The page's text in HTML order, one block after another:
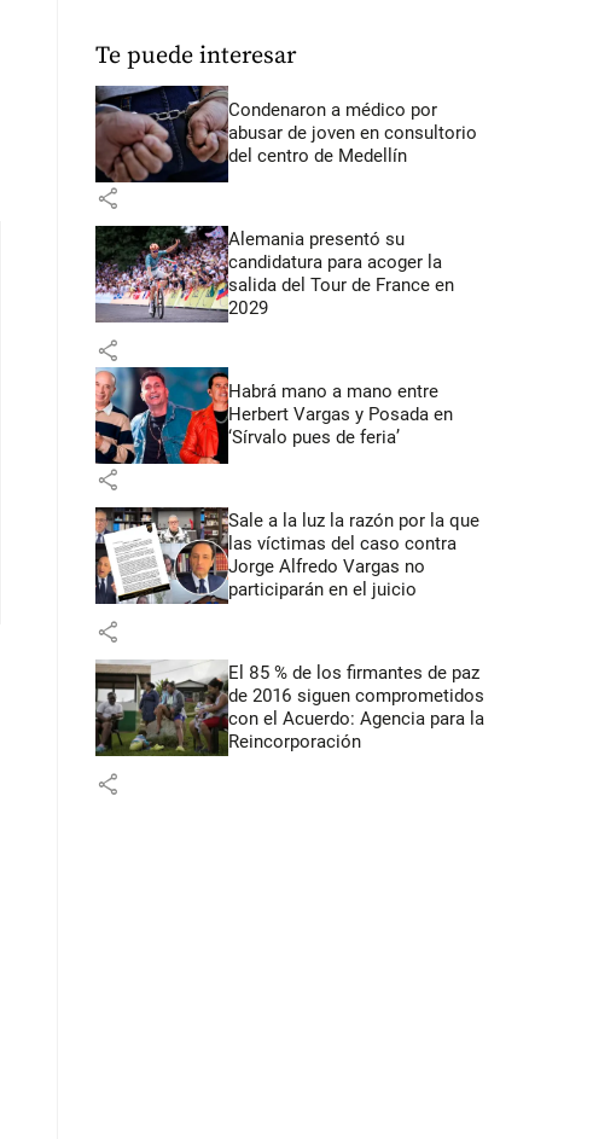
Te puede interesar
Condenaron a médico por
abusar de joven en consultorio
del centro de Medellín
share
Alemania presentó su
candidatura para acoger la
salida del Tour de France en
2029
share
Habrá mano a mano entre
Herbert Vargas y Posada en
‘Sírvalo pues de feria’
share
Sale a la luz la razón por la que
las víctimas del caso contra
Jorge Alfredo Vargas no
participarán en el juicio
share
El 85 % de los firmantes de paz
de 2016 siguen comprometidos
con el Acuerdo: Agencia para la
Reincorporación
share